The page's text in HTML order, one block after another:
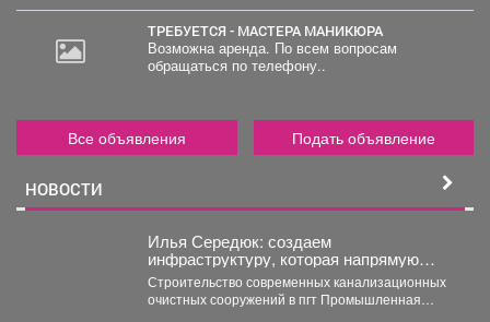
ТРЕБУЕТСЯ - МАСТЕРА МАНИКЮРА
Возможна аренда. По всем вопросам
обращаться по телефону..
Все объявления Подать объявление
НОВОСТИ
Илья Середюк: создаем
инфраструктуру, которая напрямую
повышает качество жизни людей
Строительство современных канализационных
очистных сооружений в пгт Промышленная